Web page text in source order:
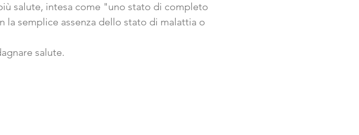
salute, intesa come "uno stato di completo
la semplice assenza dello stato di malattia o
salute.